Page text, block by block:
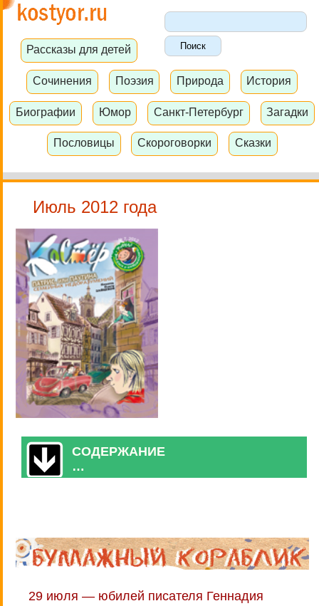
Рассказы для детей
Сочинения Поэзия Природа История
Биографии Юмор Санкт-Петербург Загадки
Пословицы Скороговорки Сказки
Июль 2012 года
СОДЕРЖАНИЕ
…
29 июля — юбилей писателя Геннадия